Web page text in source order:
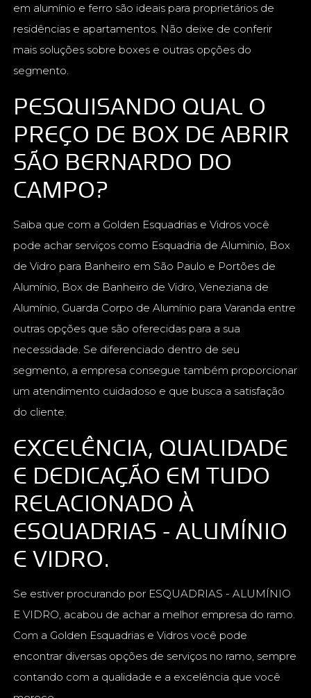
em alumínio e ferro são ideais para proprietários de
residências e apartamentos. Não deixe de conferir
mais soluções sobre boxes e outras opções do
segmento.
PESQUISANDO QUAL O
PREÇO DE BOX DE ABRIR
SÃO BERNARDO DO
CAMPO?
Saiba que com a Golden Esquadrias e Vidros você
pode achar serviços como Esquadria de Aluminio, Box
de Vidro para Banheiro em São Paulo e Portões de
Alumínio, Box de Banheiro de Vidro, Veneziana de
Alumínio, Guarda Corpo de Alumínio para Varanda entre
outras opções que são oferecidas para a sua
necessidade. Se diferenciado dentro de seu
segmento, a empresa consegue também proporcionar
um atendimento cuidadoso e que busca a satisfação
do cliente.
EXCELÊNCIA, QUALIDADE
E DEDICAÇÃO EM TUDO
RELACIONADO À
ESQUADRIAS - ALUMÍNIO
E VIDRO.
Se estiver procurando por ESQUADRIAS - ALUMÍNIO
E VIDRO, acabou de achar a melhor empresa do ramo.
Com a Golden Esquadrias e Vidros você pode
encontrar diversas opções de serviços no ramo, sempre
contando com a qualidade e a excelência que você